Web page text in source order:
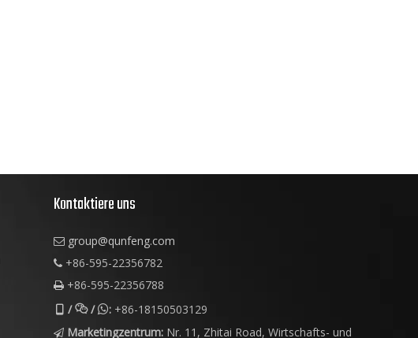
Kontaktiere uns
 group@qunfeng.com
 +86-595-22356782
 +86-595-22356788
//: +86-18150503129
 Marketingzentrum: Nr. 11, Zhitai Road, Wirtschafts- und